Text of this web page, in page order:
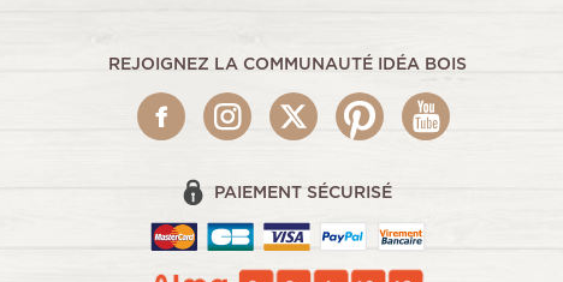
REJOIGNEZ LA COMMUNAUTÉ IDÉA BOIS
PAIEMENT SÉCURISÉ